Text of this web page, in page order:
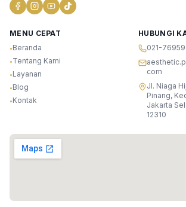
MENU CEPAT
•Beranda
•Tentang Kami
•Layanan
•Blog
•Kontak
HUBUNGI
021-
com
Jl. Niaga
Pinang,
Jakarta
12310